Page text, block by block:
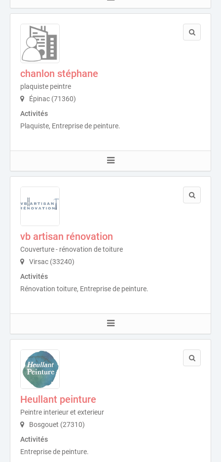
chanlon stéphane
plaquiste peintre
Épinac (71360)
Activités
Plaquiste, Entreprise de peinture.
vb artisan rénovation
Couverture - rénovation de toiture
Virsac (33240)
Activités
Rénovation toiture, Entreprise de peinture.
Heullant peinture
Peintre interieur et exterieur
Bosgouet (27310)
Activités
Entreprise de peinture.